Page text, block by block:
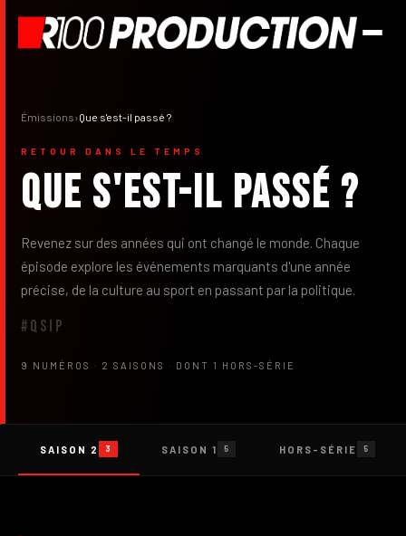
Émissions›Que s'est-il passé ?
RETOUR DANS LE TEMPS
Que s'est-il passé ?
Revenez sur des années qui ont changé le monde. Chaque
épisode explore les événements marquants d'une année
précise, de la culture au sport en passant par la politique.
#QSIP
9 NUMÉROS · 2 SAISONS · DONT 1 HORS-SÉRIE
SAISON 2 3 SAISON 1 5 HORS-SÉRIE 5